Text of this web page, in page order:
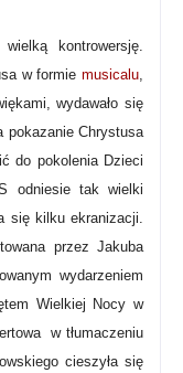
kontrowersję.
w formie musicalu,
wydawało się
pokazanie Chrystusa
do pokolenia Dzieci
odniesie tak wielki
się kilku ekranizacji.
przez Jakuba
wydarzeniem
Wielkiej Nocy w
w tłumaczeniu
cieszyła się